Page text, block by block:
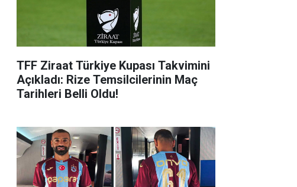
TFF Ziraat Türkiye Kupası Takvimini
Açıkladı: Rize Temsilcilerinin Maç
Tarihleri Belli Oldu!